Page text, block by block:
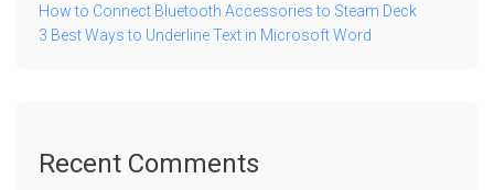
How to Connect Bluetooth Accessories to Steam Deck
3 Best Ways to Underline Text in Microsoft Word
Recent Comments